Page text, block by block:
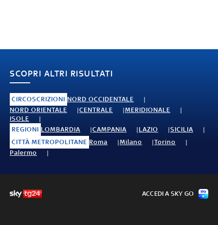
SCOPRI ALTRI RISULTATI
CIRCOSCRIZIONI NORD OCCIDENTALE
NORD ORIENTALE
CENTRALE
MERIDIONALE
ISOLE
REGIONI LOMBARDIA CAMPANIA LAZIO
SICILIA
CITTÀ METROPOLITANE Roma Milano
Torino
Palermo
ACCEDI A SKY GO